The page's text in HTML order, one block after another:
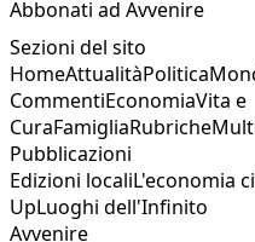
Abbonati ad Avvenire
Sezioni del sito
HomeAttualitàPolitica
CommentiEconomiaVita e
CuraFamigliaRubriche
Pubblicazioni
Edizioni localiL'economia
UpLuoghi dell'Infinito
Avvenire